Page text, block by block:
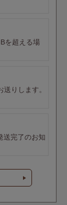
を超える場
りします。
送完了のお知